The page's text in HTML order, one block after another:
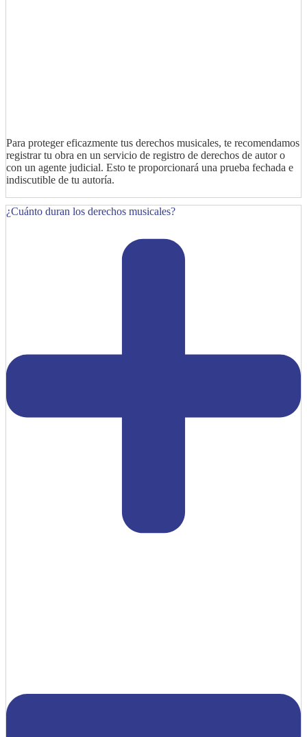
Para proteger eficazmente tus derechos musicales, te recomendamos
registrar tu obra en un servicio de registro de derechos de autor o
con un agente judicial. Esto te proporcionará una prueba fechada e
indiscutible de tu autoría.
¿Cuánto duran los derechos musicales?